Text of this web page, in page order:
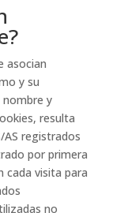
asocian
y su
y
resulta
AS registrados
por primera
cada visita para
no